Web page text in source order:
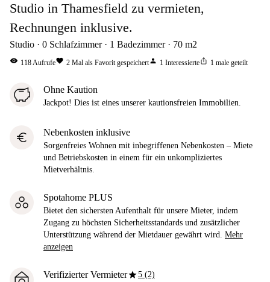
Studio in Thamesfield zu vermieten,
Rechnungen inklusive.
Studio 0 Schlafzimmer 1 Badezimmer 70 m2
visibility 118Aufrufefavorite 2 Mal als Favorit gespeichertperson 1 Interessierteios_share 1 male geteilt
Ohne Kaution
Jackpot! Dies ist eines unserer kautionsfreien Immobilien.
euro Nebenkosten inklusive
Sorgenfreies Wohnen mit inbegriffenen Nebenkosten – Miete
und Betriebskosten in einem für ein unkompliziertes
Mietverhältnis.
Spotahome PLUS
Bietet den sichersten Aufenthalt für unsere Mieter, indem
Zugang zu höchsten Sicherheitsstandards und zusätzlicher
Unterstützung während der Mietdauer gewährt wird. Mehr
anzeigen
Verifizierter Vermieterstar5 (2)